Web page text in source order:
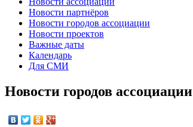
Новости партнёров
Новости городов ассоциации
Новости проектов
Важные даты
Календарь
Для СМИ
Новости городов ассоциации